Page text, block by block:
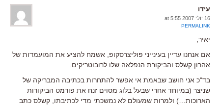
עידו
16 יולי 2007 at 5:55
PERMALINK
יאיר,
אם אנחנו עדיין בעינייני פוליצרסקופ, אשמח להציע את המועמדות של
אהרון קשלס והביקורת הנפלאה שלו לרובוטריקים.
בד"כ אני חושב שבאמת אי אפשר להתחרות בכתיבה המבריקה של
שניצר (במיוחד אחרי שבעל בלוג מסוים זנח את פורמט הביקורות
הארוכות…) ולמרות שמעולם לא נמשכתי מדי לכתיבתו, קשלס כתב